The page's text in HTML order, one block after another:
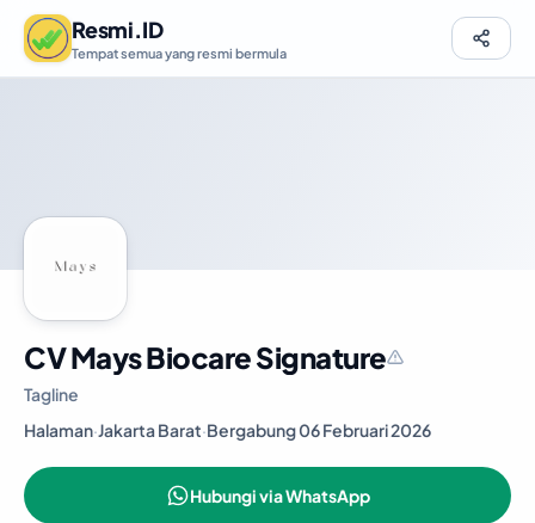
Resmi.ID
Tempat semua yang resmi bermula
CV Mays Biocare Signature
Tagline
Halaman·Jakarta Barat·Bergabung 06 Februari 2026
Hubungi via WhatsApp